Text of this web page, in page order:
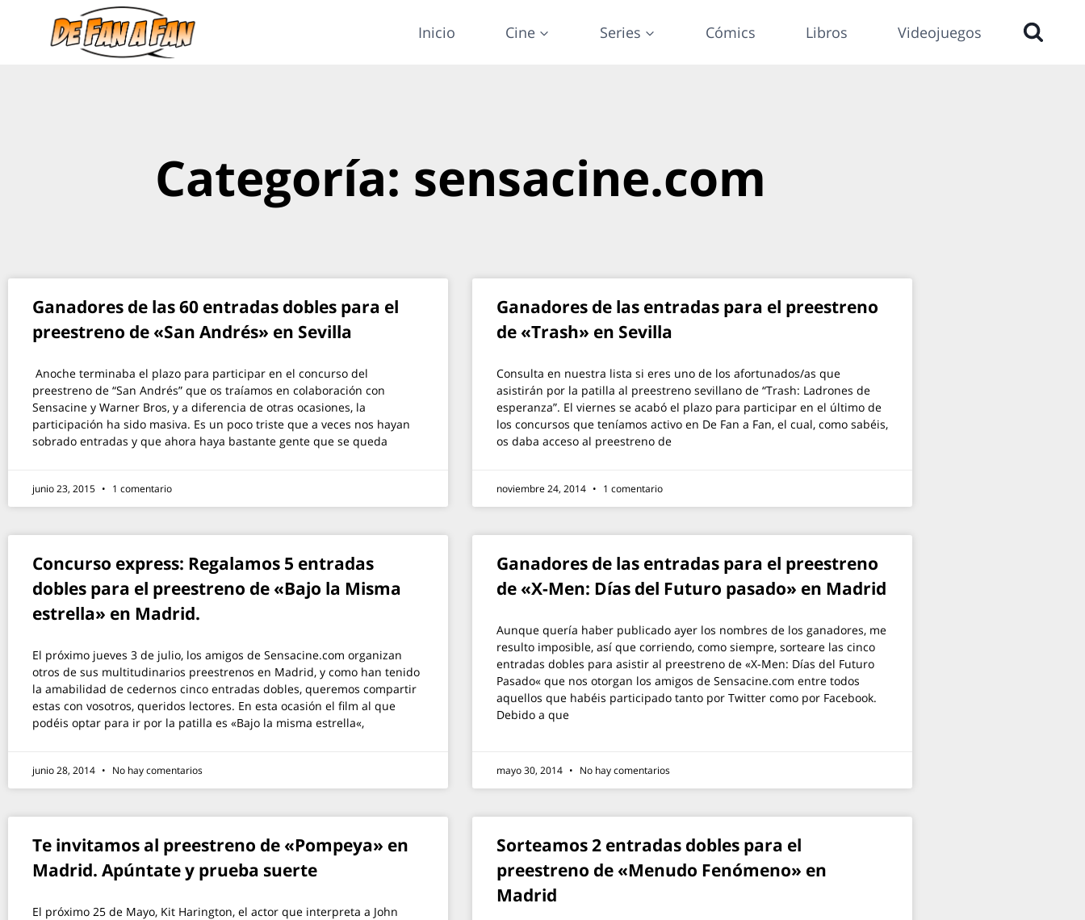
Inicio Cine Series Cómics Libros Videojuegos
Categoría: sensacine.com
Ganadores de las 60 entradas dobles para el
preestreno de «San Andrés» en Sevilla
Anoche terminaba el plazo para participar en el concurso del
preestreno de “San Andrés” que os traíamos en colaboración con
Sensacine y Warner Bros, y a diferencia de otras ocasiones, la
participación ha sido masiva. Es un poco triste que a veces nos hayan
sobrado entradas y que ahora haya bastante gente que se queda
junio 23, 2015 1 comentario
Ganadores de las entradas para el preestreno
de «Trash» en Sevilla
Consulta en nuestra lista si eres uno de los afortunados/as que
asistirán por la patilla al preestreno sevillano de “Trash: Ladrones de
esperanza”. El viernes se acabó el plazo para participar en el último de
los concursos que teníamos activo en De Fan a Fan, el cual, como sabéis,
os daba acceso al preestreno de
noviembre 24, 2014 1 comentario
Concurso express: Regalamos 5 entradas
dobles para el preestreno de «Bajo la Misma
estrella» en Madrid.
El próximo jueves 3 de julio, los amigos de Sensacine.com organizan
otros de sus multitudinarios preestrenos en Madrid, y como han tenido
la amabilidad de cedernos cinco entradas dobles, queremos compartir
estas con vosotros, queridos lectores. En esta ocasión el film al que
podéis optar para ir por la patilla es «Bajo la misma estrella«,
junio 28, 2014 No hay comentarios
Ganadores de las entradas para el preestreno
de «X-Men: Días del Futuro pasado» en Madrid
Aunque quería haber publicado ayer los nombres de los ganadores, me
resulto imposible, así que corriendo, como siempre, sorteare las cinco
entradas dobles para asistir al preestreno de «X-Men: Días del Futuro
Pasado« que nos otorgan los amigos de Sensacine.com entre todos
aquellos que habéis participado tanto por Twitter como por Facebook.
Debido a que
mayo 30, 2014 No hay comentarios
Te invitamos al preestreno de «Pompeya» en
Madrid. Apúntate y prueba suerte
El próximo 25 de Mayo, Kit Harington, el actor que interpreta a John
Sorteamos 2 entradas dobles para el
preestreno de «Menudo Fenómeno» en
Madrid